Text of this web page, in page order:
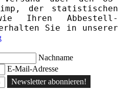
der statistischen
Ihren Ab­bestell­­
Sie in unserer
Nachname
E-Mail-Adresse
Newsletter abonnieren!